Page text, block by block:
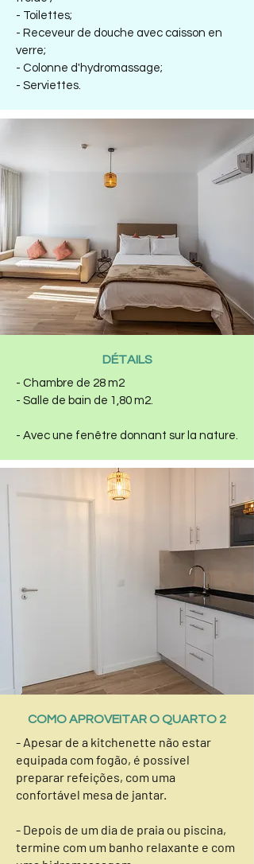
- Toilettes;
- Receveur de douche avec caisson en
verre;
- Colonne d'hydromassage;
- Serviettes.
DÉTAILS
- Chambre de 28 m2
- Salle de bain de 1,80 m2.
- Avec une fenêtre donnant sur la nature.
COMO APROVEITAR O QUARTO 2
- Apesar de a kitchenette não estar
equipada com fogão, é possível
preparar refeições, com uma
confortável mesa de jantar.
- Depois de um dia de praia ou piscina,
termine com um banho relaxante e com